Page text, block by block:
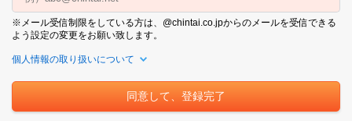
※メール受信制限をしている方は、@chintai.co.jpからのメールを受信できる
よう設定の変更をお願い致します。
個人情報の取り扱いについて